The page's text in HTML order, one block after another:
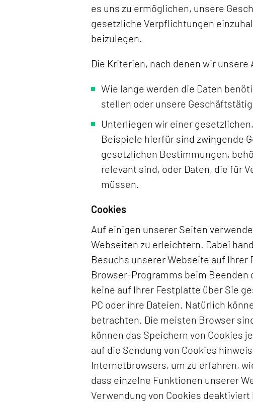
es uns zu ermöglichen, unsere
gesetzliche Verpflichtungen
beizulegen.
Die Kriterien, nach denen wir
Wie lange werden die Daten
stellen oder unsere
Unterliegen wir einer
Beispiele hierfür sind zwingende
gesetzlichen Bestimmungen,
relevant sind, oder Daten, die für
müssen.
Cookies
Auf einigen unserer Seiten
Webseiten zu erleichtern. Dabei
Besuchs unserer Webseite auf
Browser-Programms beim
keine auf Ihrer Festplatte über Sie
PC oder ihre Dateien. Natürlich
betrachten. Die meisten Browser
können das Speichern von Cookies
auf die Sendung von Cookies
Internetbrowsers, um zu erfahren,
dass einzelne Funktionen unserer
Verwendung von Cookies deaktiviert